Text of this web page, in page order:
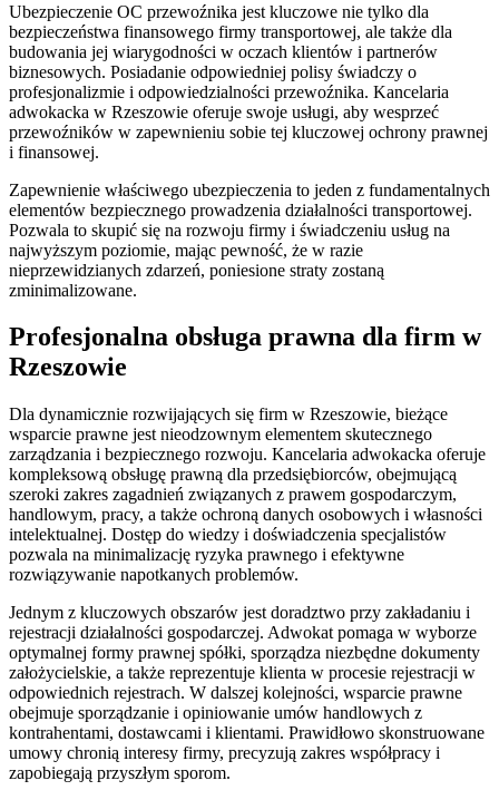
Ubezpieczenie OC przewoźnika jest kluczowe nie tylko dla
bezpieczeństwa finansowego firmy transportowej, ale także dla
budowania jej wiarygodności w oczach klientów i partnerów
biznesowych. Posiadanie odpowiedniej polisy świadczy o
profesjonalizmie i odpowiedzialności przewoźnika. Kancelaria
adwokacka w Rzeszowie oferuje swoje usługi, aby wesprzeć
przewoźników w zapewnieniu sobie tej kluczowej ochrony prawnej
i finansowej.
Zapewnienie właściwego ubezpieczenia to jeden z fundamentalnych
elementów bezpiecznego prowadzenia działalności transportowej.
Pozwala to skupić się na rozwoju firmy i świadczeniu usług na
najwyższym poziomie, mając pewność, że w razie
nieprzewidzianych zdarzeń, poniesione straty zostaną
zminimalizowane.
Profesjonalna obsługa prawna dla firm w
Rzeszowie
Dla dynamicznie rozwijających się firm w Rzeszowie, bieżące
wsparcie prawne jest nieodzownym elementem skutecznego
zarządzania i bezpiecznego rozwoju. Kancelaria adwokacka oferuje
kompleksową obsługę prawną dla przedsiębiorców, obejmującą
szeroki zakres zagadnień związanych z prawem gospodarczym,
handlowym, pracy, a także ochroną danych osobowych i własności
intelektualnej. Dostęp do wiedzy i doświadczenia specjalistów
pozwala na minimalizację ryzyka prawnego i efektywne
rozwiązywanie napotkanych problemów.
Jednym z kluczowych obszarów jest doradztwo przy zakładaniu i
rejestracji działalności gospodarczej. Adwokat pomaga w wyborze
optymalnej formy prawnej spółki, sporządza niezbędne dokumenty
założycielskie, a także reprezentuje klienta w procesie rejestracji w
odpowiednich rejestrach. W dalszej kolejności, wsparcie prawne
obejmuje sporządzanie i opiniowanie umów handlowych z
kontrahentami, dostawcami i klientami. Prawidłowo skonstruowane
umowy chronią interesy firmy, precyzują zakres współpracy i
zapobiegają przyszłym sporom.